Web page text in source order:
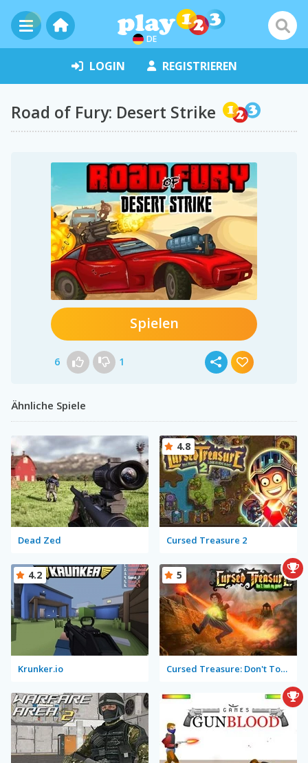
DE
LOGIN REGISTRIEREN
Road of Fury: Desert Strike
Spielen
6 1
Ähnliche Spiele
Dead Zed Cursed Treasure 2
4.8
Krunker.io
4.2
Cursed Treasure: Don't Touch My Gems!
5